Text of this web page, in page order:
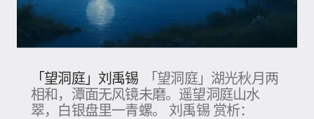
「望洞庭」刘禹锡
「望洞庭」湖光秋月两
相和，潭面无风镜未磨。遥望洞庭山水
翠，白银盘里一青螺。 刘禹锡 赏析：